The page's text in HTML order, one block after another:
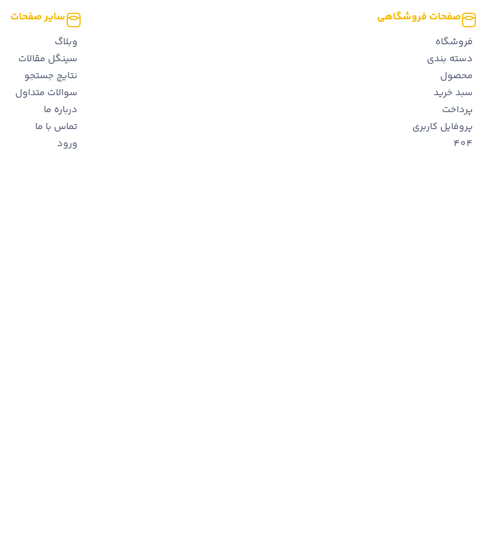
صفحات فروشگاهی
فروشگاه
دسته بندی
محصول
سبد خرید
پرداخت
پروفایل کاربری
404
سایر صفحات
وبلاگ
سینگل مقالات
نتایج جستجو
سوالات متداول
درباره ما
تماس با ما
ورود